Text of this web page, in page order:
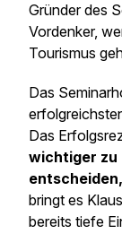
Gründer des
Vordenker,
Tourismus
Das
Das
wichtiger zu
bringt es
bereits tiefe